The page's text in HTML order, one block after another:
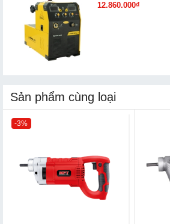
12.860.000₫
Sản phẩm cùng loại
-3%